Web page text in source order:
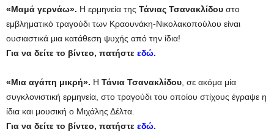
«Μαμά γερνάω». Η ερμηνεία της Τάνιας Τσανακλίδου στο
εμβληματικό τραγούδι των Κραουνάκη-Νικολακοπούλου είναι
ουσιαστικά μια κατάθεση ψυχής από την ίδια!
Για να δείτε το βίντεο, πατήστε εδώ.
«Μια αγάπη μικρή». Η Τάνια Τσανακλίδου, σε ακόμα μία
συγκλονιστική ερμηνεία, στο τραγούδι του οποίου στίχους έγραψε η
ίδια και μουσική ο Μιχάλης Δέλτα.
Για να δείτε το βίντεο, πατήστε εδώ.